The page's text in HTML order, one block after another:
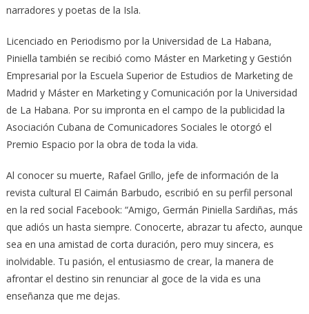
narradores y poetas de la Isla.
Licenciado en Periodismo por la Universidad de La Habana,
Piniella también se recibió como Máster en Marketing y Gestión
Empresarial por la Escuela Superior de Estudios de Marketing de
Madrid y Máster en Marketing y Comunicación por la Universidad
de La Habana. Por su impronta en el campo de la publicidad la
Asociación Cubana de Comunicadores Sociales le otorgó el
Premio Espacio por la obra de toda la vida.
Al conocer su muerte, Rafael Grillo, jefe de información de la
revista cultural El Caimán Barbudo, escribió en su perfil personal
en la red social Facebook: “Amigo, Germán Piniella Sardiñas, más
que adiós un hasta siempre. Conocerte, abrazar tu afecto, aunque
sea en una amistad de corta duración, pero muy sincera, es
inolvidable. Tu pasión, el entusiasmo de crear, la manera de
afrontar el destino sin renunciar al goce de la vida es una
enseñanza que me dejas.